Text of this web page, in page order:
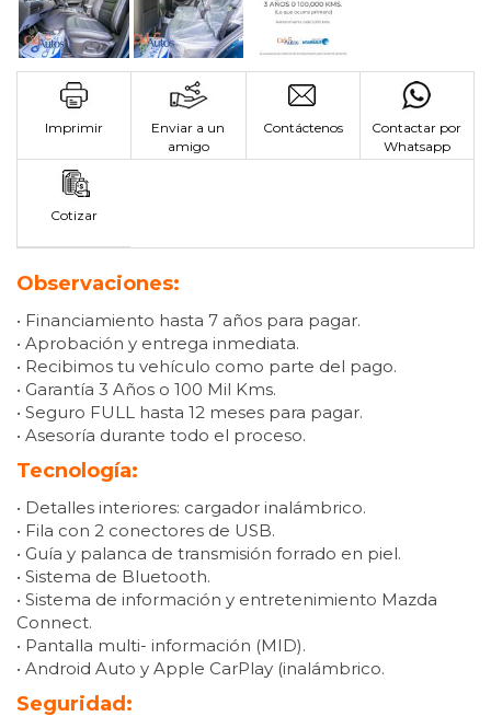
Imprimir
Enviar a un
amigo
Contáctenos
Contactar por
Whatsapp
Cotizar
Observaciones:
• Financiamiento hasta 7 años para pagar.
• Aprobación y entrega inmediata.
• Recibimos tu vehículo como parte del pago.
• Garantía 3 Años o 100 Mil Kms.
• Seguro FULL hasta 12 meses para pagar.
• Asesoría durante todo el proceso.
Tecnología:
• Detalles interiores: cargador inalámbrico.
• Fila con 2 conectores de USB.
• Guía y palanca de transmisión forrado en piel.
• Sistema de Bluetooth.
• Sistema de información y entretenimiento Mazda
Connect.
• Pantalla multi- información (MID).
• Android Auto y Apple CarPlay (inalámbrico.
Seguridad: